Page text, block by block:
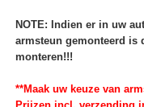
NOTE: Indien er in uw
armsteun gemonteerd is
monteren!!!
**Maak uw keuze van